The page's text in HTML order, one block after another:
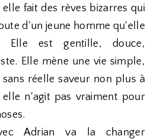
fait des rêves bizarres qui
d'un jeune homme qu'elle
Elle est gentille, douce,
Elle mène une vie simple,
réelle saveur non plus à
elle n'agit pas vraiment pour
Adrian va la changer